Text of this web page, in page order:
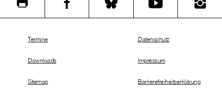
Termine
Downloads
Sitemap
Datenschutz
Impressum
Barrierefreiheitserklärung